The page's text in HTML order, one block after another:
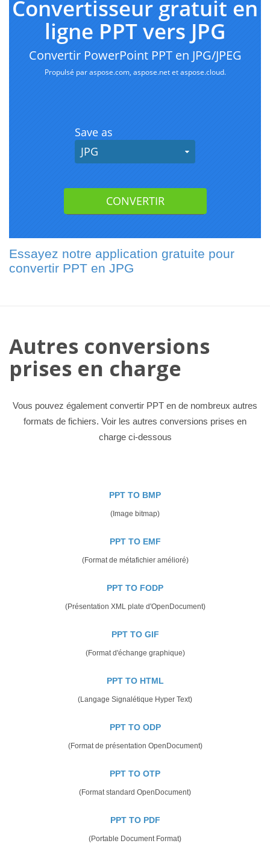
Essayez notre application gratuite pour
convertir PPT en JPG
Autres conversions
prises en charge
Vous pouvez également convertir PPT en de nombreux autres
formats de fichiers. Voir les autres conversions prises en
charge ci-dessous
PPT TO BMP
(Image bitmap)
PPT TO EMF
(Format de métafichier amélioré)
PPT TO FODP
(Présentation XML plate d'OpenDocument)
PPT TO GIF
(Format d'échange graphique)
PPT TO HTML
(Langage Signalétique Hyper Text)
PPT TO ODP
(Format de présentation OpenDocument)
PPT TO OTP
(Format standard OpenDocument)
PPT TO PDF
(Portable Document Format)